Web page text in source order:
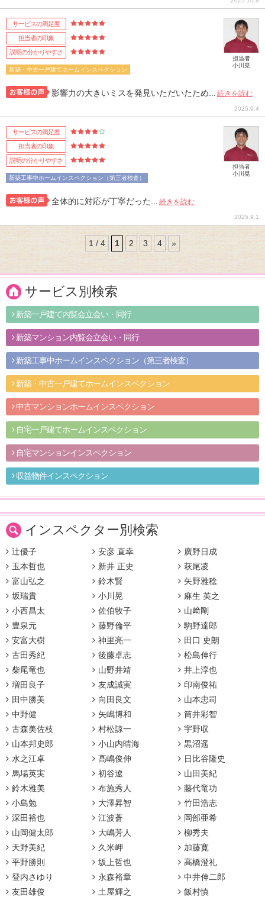
サービスの満足度
担当者の印象
説明の分かりやすさ
新築・中古一戸建てホームインスペクション
担当者
小川晃
影響力の大きいミスを発見いただいたため... 続きを読む
2025.9.4
サービスの満足度
担当者の印象
説明の分かりやすさ
新築工事中ホームインスペクション（第三者検査）
担当者
小川晃
全体的に対応が丁寧だった... 続きを読む
2025.9.1
1 / 4 1 2 3 4 »
サービス別検索
新築一戸建て内覧会立会い・同行
新築マンション内覧会立会い・同行
新築工事中ホームインスペクション（第三者検査）
新築・中古一戸建てホームインスペクション
中古マンションホームインスペクション
自宅一戸建てホームインスペクション
自宅マンションインスペクション
収益物件インスペクション
インスペクター別検索
辻優子 安彦 直幸
廣野日成
玉本哲也
新井 正史
萩尾凌
富山弘之
鈴木賢
矢野雅稔
坂瑞貴
小川晃
麻生 英之
小西昌太
佐伯牧子
山﨑剛
豊泉元
藤野倫平
駒野達郎
安富大樹
神里亮一
田口 史朗
古田秀紀
後藤卓志
松島伸行
柴尾竜也
山野井靖
井上淳也
増田良子
友成誠実
印南俊祐
田中勝美
向田良文
山本忠司
中野健
矢嶋博和
筒井彩智
古森美佐枝
村松諒一
宇野収
山本邦史郎
小山内晴海
黒沼遥
水之江卓
髙嶋俊伸
日比谷隆史
馬場英実
初谷遼
山田美紀
鈴木雅美
布施秀人
藤代竜功
小島勉
大澤昇智
竹田浩志
深田裕也
江波蒼
岡部亜希
山岡健太郎
大嶋芳人
柳秀夫
天野美紀
久米岬
加藤寛
平野勝則
坂上哲也
高橋澄礼
登内さゆり
永森裕章
中井伸二郎
友田雄俊
土屋輝之
飯村慎